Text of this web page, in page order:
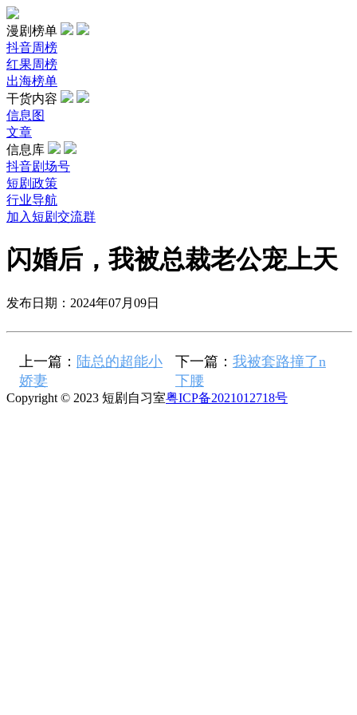
漫剧榜单
抖音周榜
红果周榜
出海榜单
干货内容
信息图
文章
信息库
抖音剧场号
短剧政策
行业导航
加入短剧交流群
闪婚后，我被总裁老公宠上天
发布日期：2024年07月09日
上一篇： 陆总的超能小
娇妻
下一篇： 我被套路撞了n
下腰
Copyright © 2023 短剧自习室粤ICP备2021012718号